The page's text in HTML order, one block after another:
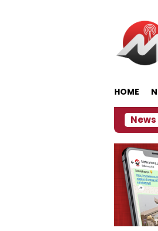
HOME
Dampak El Nino,